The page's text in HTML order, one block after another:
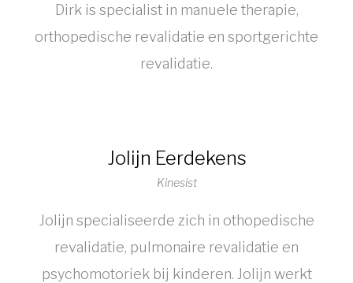
Dirk is specialist in manuele therapie,
orthopedische revalidatie en sportgerichte
revalidatie.
Jolijn Eerdekens
Kinesist
Jolijn specialiseerde zich in othopedische
revalidatie, pulmonaire revalidatie en
psychomotoriek bij kinderen. Jolijn werkt